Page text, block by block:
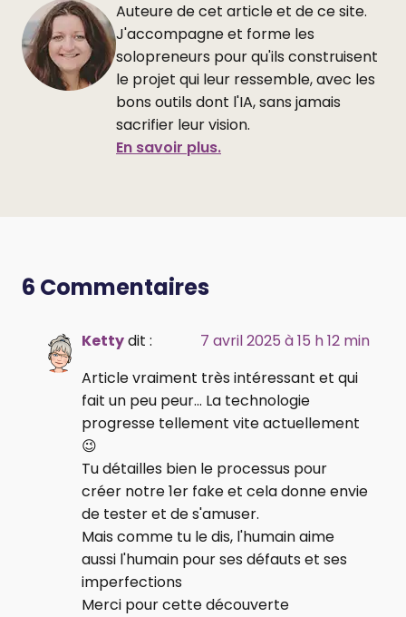
Auteure de cet article et de ce site.
J'accompagne et forme les
solopreneurs pour qu'ils construisent
le projet qui leur ressemble, avec les
bons outils dont l'IA, sans jamais
sacrifier leur vision.
En savoir plus.
6 Commentaires
Kettydit :
7 avril 2025 à 15 h 12 min
Article vraiment très intéressant et qui
fait un peu peur... La technologie
progresse tellement vite actuellement
😉
Tu détailles bien le processus pour
créer notre 1er fake et cela donne envie
de tester et de s'amuser.
Mais comme tu le dis, l'humain aime
aussi l'humain pour ses défauts et ses
imperfections
Merci pour cette découverte